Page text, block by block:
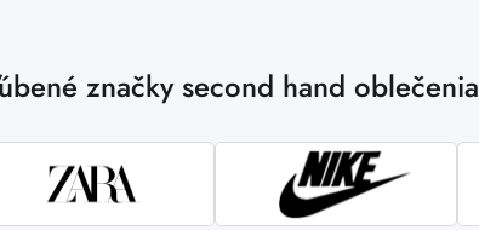
značky second hand oblečenia